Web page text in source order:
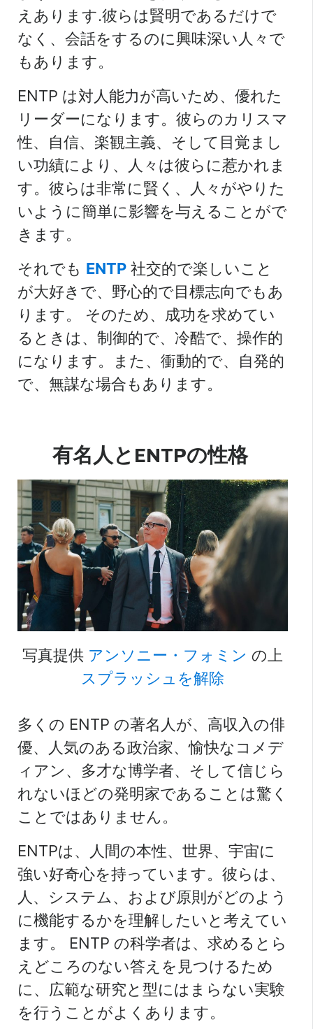
えあります.彼らは賢明であるだけで
なく、会話をするのに興味深い人々で
もあります。
ENTP は対人能力が高いため、優れた
リーダーになります。彼らのカリスマ
性、自信、楽観主義、そして目覚まし
い功績により、人々は彼らに惹かれま
す。彼らは非常に賢く、人々がやりた
いように簡単に影響を与えることがで
きます。
それでも ENTP 社交的で楽しいこと
が大好きで、野心的で目標志向でもあ
ります。
そのため、成功を求めてい
るときは、制御的で、冷酷で、操作的
になります。また、衝動的で、自発的
で、無謀な場合もあります。
有名人とENTPの性格
写真提供 アンソニー・フォミン の上
スプラッシュを解除
多くの ENTP の著名人が、高収入の俳
優、人気のある政治家、愉快なコメデ
ィアン、多才な博学者、そして信じら
れないほどの発明家であることは驚く
ことではありません。
ENTPは、人間の本性、世界、宇宙に
強い好奇心を持っています。彼らは、
人、システム、および原則がどのよう
に機能するかを理解したいと考えてい
ます。 ENTP の科学者は、求めるとら
えどころのない答えを見つけるため
に、広範な研究と型にはまらない実験
を行うことがよくあります。